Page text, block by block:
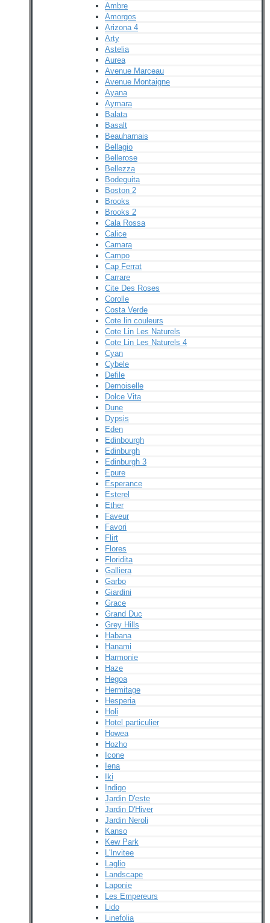
Ambre
Amorgos
Arizona 4
Arty
Astelia
Aurea
Avenue Marceau
Avenue Montaigne
Ayana
Aymara
Balata
Basalt
Beauharnais
Bellagio
Bellerose
Bellezza
Bodeguita
Boston 2
Brooks
Brooks 2
Cala Rossa
Calice
Camara
Campo
Cap Ferrat
Carrare
Cite Des Roses
Corolle
Costa Verde
Cote lin couleurs
Cote Lin Les Naturels
Cote Lin Les Naturels 4
Cyan
Cybele
Defile
Demoiselle
Dolce Vita
Dune
Dypsis
Eden
Edinbourgh
Edinburgh
Edinburgh 3
Epure
Esperance
Esterel
Ether
Faveur
Favori
Flirt
Flores
Floridita
Galliera
Garbo
Giardini
Grace
Grand Duc
Grey Hills
Habana
Hanami
Harmonie
Haze
Hegoa
Hermitage
Hesperia
Holi
Hotel particulier
Howea
Hozho
Icone
Iena
Iki
Indigo
Jardin D'este
Jardin D'Hiver
Jardin Neroli
Kanso
Kew Park
L'Invitee
Laglio
Landscape
Laponie
Les Empereurs
Lido
Linefolia